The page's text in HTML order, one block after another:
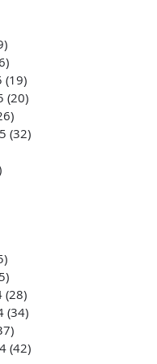
(19)
(20)
(32)
(28)
(34)
(42)